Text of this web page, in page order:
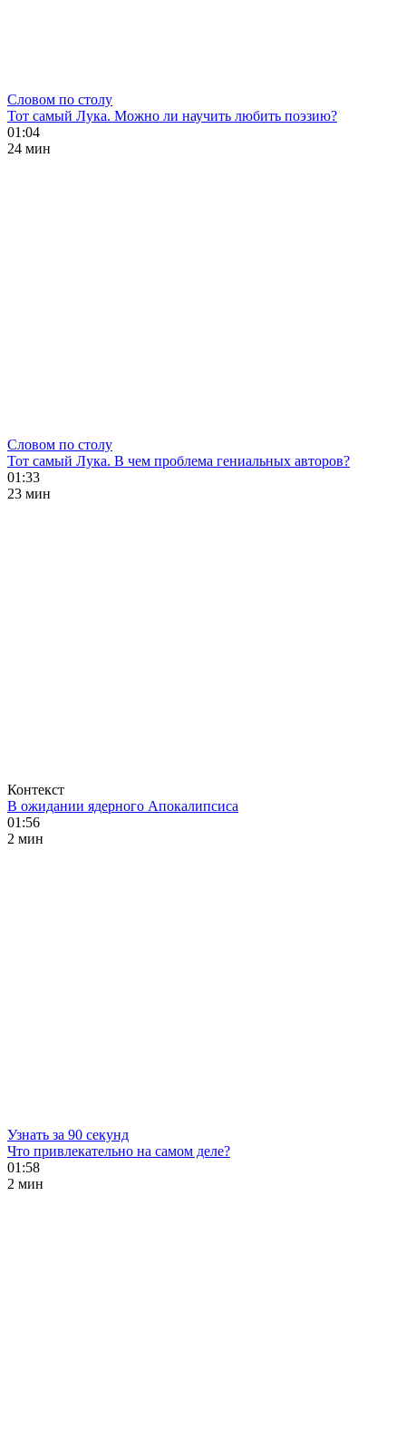
Словом по столу
Тот самый Лука. Можно ли научить любить поэзию?
01:04
24 мин
Словом по столу
Тот самый Лука. В чем проблема гениальных авторов?
01:33
23 мин
Контекст
В ожидании ядерного Апокалипсиса
01:56
2 мин
Узнать за 90 секунд
Что привлекательно на самом деле?
01:58
2 мин